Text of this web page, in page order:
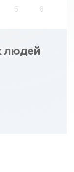
5 6
людей